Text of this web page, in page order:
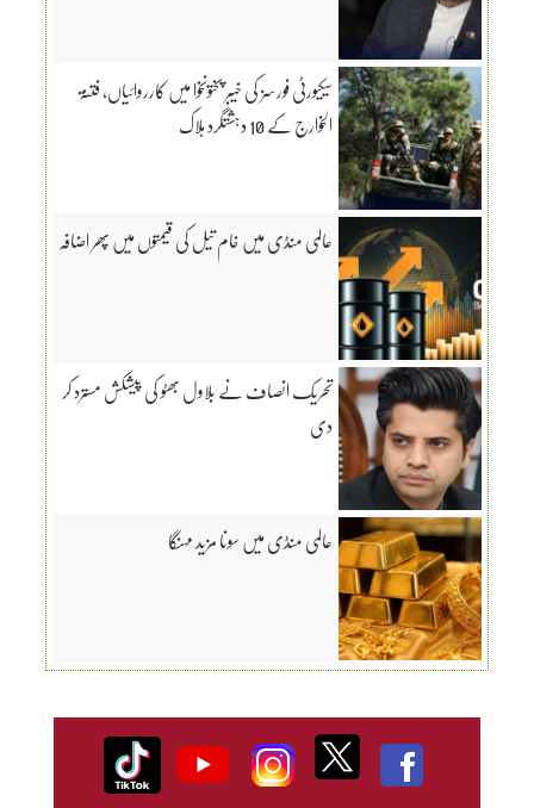
سیکیورٹی فورسز کی خیبر پختونخوا میں کارروائیاں، فتنۃ
الخوارج کے 10 دہشتگرد ہلاک
عالمی منڈی میں خام تیل کی قیمتوں میں پھر اضافہ
تحریک انصاف نے بلاول بھٹو کی پیشکش مسترد کر
دی
عالمی منڈی میں سونا مزید مہنگا